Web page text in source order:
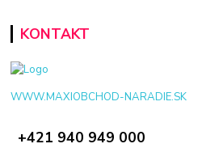
KONTAKT
WWW.MAXIOBCHOD-NARADIE.SK
+421 940 949 000